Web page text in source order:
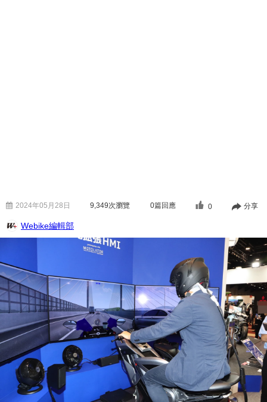
2024年05月28日 9,349次瀏覽 0篇回應 0 分享
Webike編輯部